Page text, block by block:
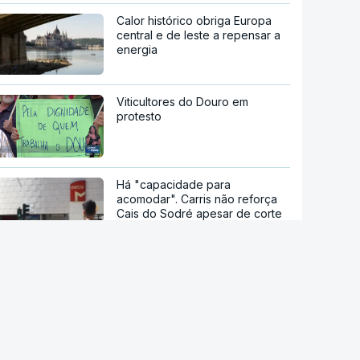
Calor histórico obriga Europa
central e de leste a repensar a
energia
Viticultores do Douro em
protesto
Há "capacidade para
acomodar". Carris não reforça
Cais do Sodré apesar de corte